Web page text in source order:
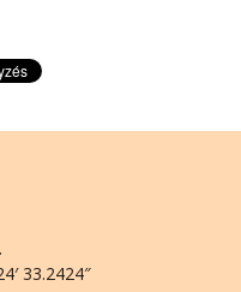
33.2424″